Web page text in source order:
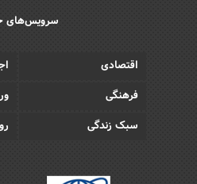
سرویس‌های
اقتصادی
فرهنگی
سبک زندگی